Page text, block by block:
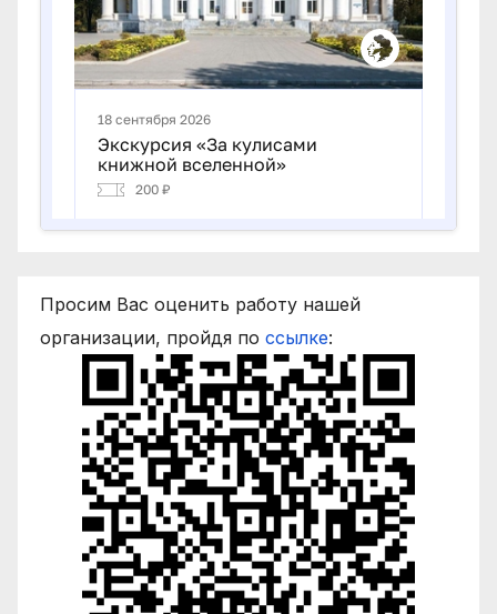
Просим Вас оценить работу нашей
организации, пройдя по ссылке: